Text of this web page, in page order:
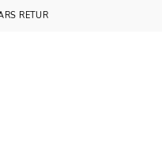
RETUR